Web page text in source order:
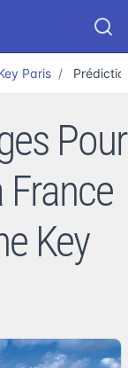
Paris
Pour
France
Key